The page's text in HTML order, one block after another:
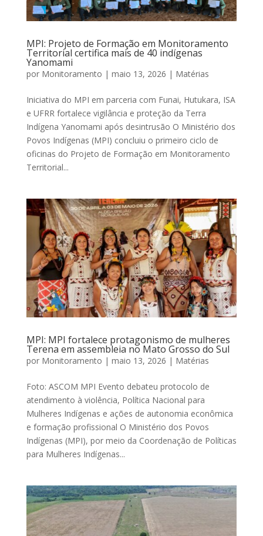
MPI: Projeto de Formação em Monitoramento
Territorial certifica mais de 40 indígenas
Yanomami
por Monitoramento | maio 13, 2026 | Matérias
Iniciativa do MPI em parceria com Funai, Hutukara, ISA
e UFRR fortalece vigilância e proteção da Terra
Indígena Yanomami após desintrusão O Ministério dos
Povos Indígenas (MPI) concluiu o primeiro ciclo de
oficinas do Projeto de Formação em Monitoramento
Territorial...
MPI: MPI fortalece protagonismo de mulheres
Terena em assembleia no Mato Grosso do Sul
por Monitoramento | maio 13, 2026 | Matérias
Foto: ASCOM MPI Evento debateu protocolo de
atendimento à violência, Política Nacional para
Mulheres Indígenas e ações de autonomia econômica
e formação profissional O Ministério dos Povos
Indígenas (MPI), por meio da Coordenação de Políticas
para Mulheres Indígenas...